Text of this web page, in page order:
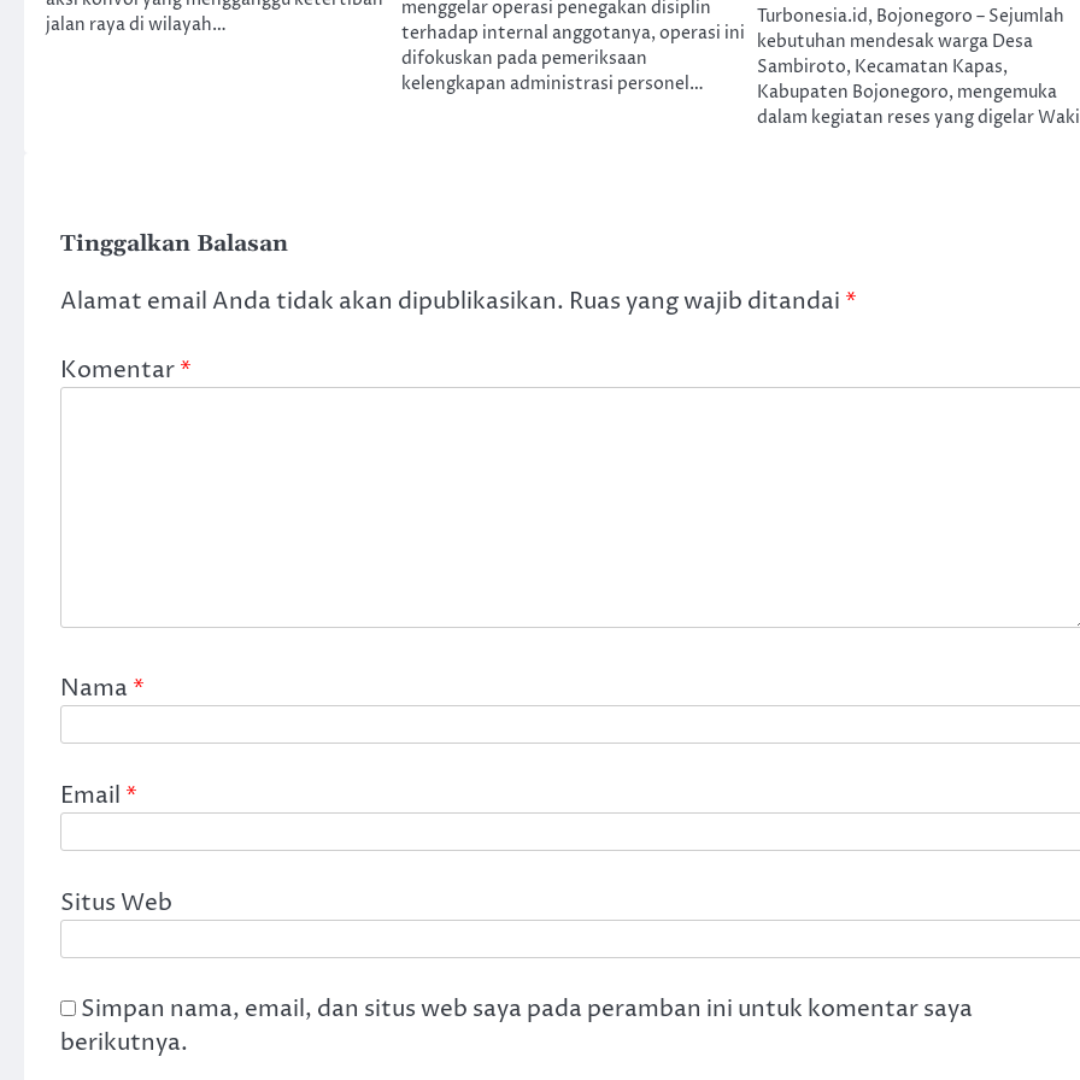
jalan raya di wilayah…
menggelar operasi penegakan disiplin
terhadap internal anggotanya, operasi ini
difokuskan pada pemeriksaan
kelengkapan administrasi personel…
Turbonesia.id, Bojonegoro – Sejumlah
kebutuhan mendesak warga Desa
Sambiroto, Kecamatan Kapas,
Kabupaten Bojonegoro, mengemuka
dalam kegiatan reses yang digelar
Tinggalkan Balasan
Alamat email Anda tidak akan dipublikasikan. Ruas yang wajib ditandai *
Komentar*
Nama *
Email *
Situs Web
Simpan nama, email, dan situs web saya pada peramban ini untuk komentar saya
berikutnya.